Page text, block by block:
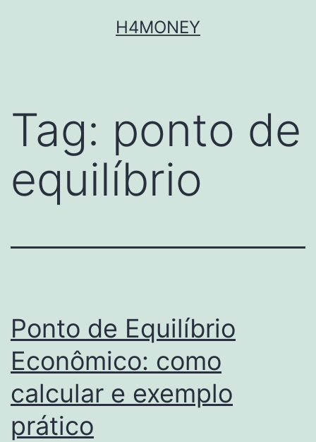
H4MONEY
Tag: ponto de
equilíbrio
Ponto de Equilíbrio
Econômico: como
calcular e exemplo
prático